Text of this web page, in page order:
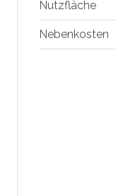
Nutzfläche
Nebenkosten